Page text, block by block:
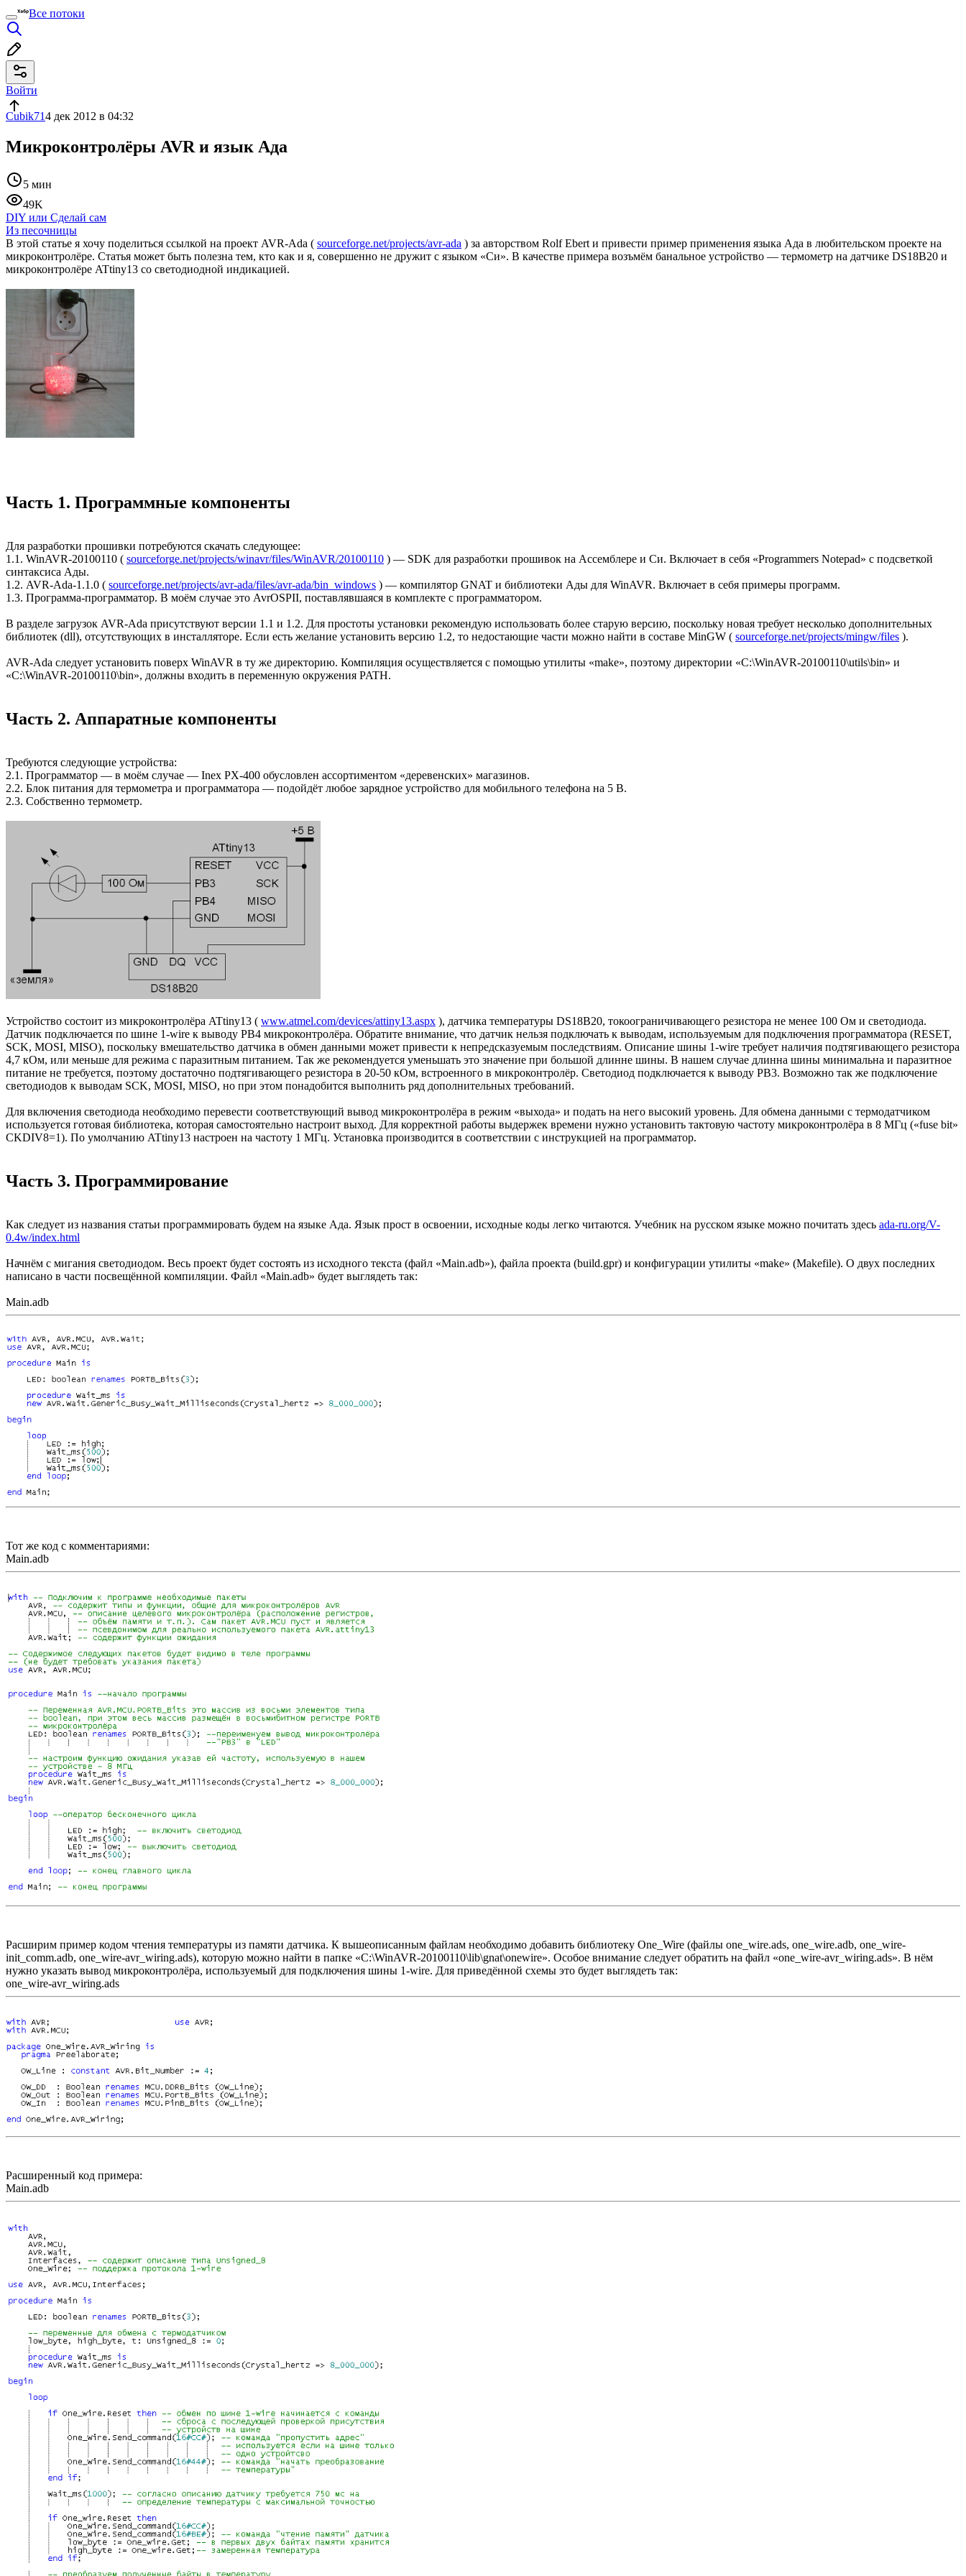
Все потоки
Войти
Cubik714 дек 2012 в 04:32
Микроконтролёры AVR и язык Ада
5 мин
49K
DIY или Сделай сам
Из песочницы
В этой статье я хочу поделиться ссылкой на проект AVR-Ada ( sourceforge.net/projects/avr-ada ) за авторством Rolf Ebert и привести пример применения языка Ада в любительском проекте на
микроконтролёре. Статья может быть полезна тем, кто как и я, совершенно не дружит с языком «Си». В качестве примера возъмём банальное устройство — термометр на датчике DS18B20 и
микроконтролёре ATtiny13 со светодиодной индикацией.
Часть 1. Программные компоненты
Для разработки прошивки потребуются скачать следующее:
1.1. WinAVR-20100110 ( sourceforge.net/projects/winavr/files/WinAVR/20100110 ) — SDK для разработки прошивок на Ассемблере и Си. Включает в себя «Programmers Notepad» с подсветкой
синтаксиса Ады.
1.2. AVR-Ada-1.1.0 ( sourceforge.net/projects/avr-ada/files/avr-ada/bin_windows ) — компилятор GNAT и библиотеки Ады для WinAVR. Включает в себя примеры программ.
1.3. Программа-программатор. В моём случае это AvrOSPII, поставлявшаяся в комплекте с программатором.
В разделе загрузок AVR-Ada присутствуют версии 1.1 и 1.2. Для простоты установки рекомендую использовать более старую версию, поскольку новая требует несколько дополнительных
библиотек (dll), отсутствующих в инсталляторе. Если есть желание установить версию 1.2, то недостающие части можно найти в составе MinGW ( sourceforge.net/projects/mingw/files ).
AVR-Ada следует установить поверх WinAVR в ту же директорию. Компиляция осуществляется с помощью утилиты «make», поэтому директории «C:\WinAVR-20100110\utils\bin» и
«C:\WinAVR-20100110\bin», должны входить в переменную окружения PATH.
Часть 2. Аппаратные компоненты
Требуются следующие устройства:
2.1. Программатор — в моём случае — Inex PX-400 обусловлен ассортиментом «деревенских» магазинов.
2.2. Блок питания для термометра и программатора — подойдёт любое зарядное устройство для мобильного телефона на 5 В.
2.3. Собственно термометр.
Устройство состоит из микроконтролёра ATtiny13 ( www.atmel.com/devices/attiny13.aspx ), датчика температуры DS18B20, токоограничивающего резистора не менее 100 Ом и светодиода.
Датчик подключается по шине 1-wire к выводу PB4 микроконтролёра. Обратите внимание, что датчик нельзя подключать к выводам, используемым для подключения программатора (RESET,
SCK, MOSI, MISO), поскольку вмешательство датчика в обмен данными может привести к непредсказуемым последствиям. Описание шины 1-wire требует наличия подтягивающего резистора
4,7 кОм, или меньше для режима с паразитным питанием. Так же рекомендуется уменьшать это значение при большой длинне шины. В нашем случае длинна шины минимальна и паразитное
питание не требуется, поэтому достаточно подтягивающего резистора в 20-50 кОм, встроенного в микроконтролёр. Светодиод подключается к выводу PB3. Возможно так же подключение
светодиодов к выводам SCK, MOSI, MISO, но при этом понадобится выполнить ряд дополнительных требований.
Для включения светодиода необходимо перевести соответствующий вывод микроконтролёра в режим «выхода» и подать на него высокий уровень. Для обмена данными с термодатчиком
используется готовая библиотека, которая самостоятельно настроит выход. Для корректной работы выдержек времени нужно установить тактовую частоту микроконтролёра в 8 МГц («fuse bit»
CKDIV8=1). По умолчанию ATtiny13 настроен на частоту 1 МГц. Установка производится в соответствии с инструкцией на программатор.
Часть 3. Программирование
Как следует из названия статьи программировать будем на языке Ада. Язык прост в освоении, исходные коды легко читаются. Учебник на русском языке можно почитать здесь ada-ru.org/V-
0.4w/index.html
Начнём с мигания светодиодом. Весь проект будет состоять из исходного текста (файл «Main.adb»), файла проекта (build.gpr) и конфигурации утилиты «make» (Makefile). О двух последних
написано в части посвещённой компиляции. Файл «Main.adb» будет выглядеть так:
Main.adb
Тот же код с комментариями:
Main.adb
Расширим пример кодом чтения температуры из памяти датчика. К вышеописанным файлам необходимо добавить библиотеку One_Wire (файлы one_wire.ads, one_wire.adb, one_wire-
init_comm.adb, one_wire-avr_wiring.ads), которую можно найти в папке «C:\WinAVR-20100110\lib\gnat\onewire». Особое внимание следует обратить на файл «one_wire-avr_wiring.ads». В нём
нужно указать вывод микроконтролёра, используемый для подключения шины 1-wire. Для приведённой схемы это будет выглядеть так:
one_wire-avr_wiring.ads
Расширенный код примера:
Main.adb